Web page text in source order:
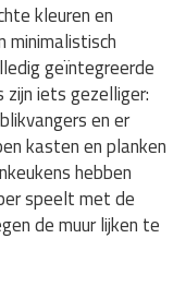
kleuren en
minimalistisch
geïntegreerde
zijn iets gezelliger:
en er
kasten en planken
hebben
speelt met de
de muur lijken te